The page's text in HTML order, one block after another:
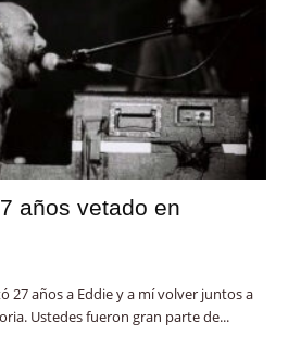
años vetado en
27 años a Eddie y a mí volver juntos a
Ustedes fueron gran parte de...